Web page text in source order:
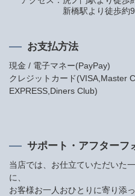
新橋駅より徒歩約
お支払方法
現金 / 電子マネー(PayPay)
クレジットカード(VISA,Master
EXPRESS,Diners Club)
サポート・アフターフ
当店では、お仕立ていただいた
に、
お客様お一人おひとりに寄り添